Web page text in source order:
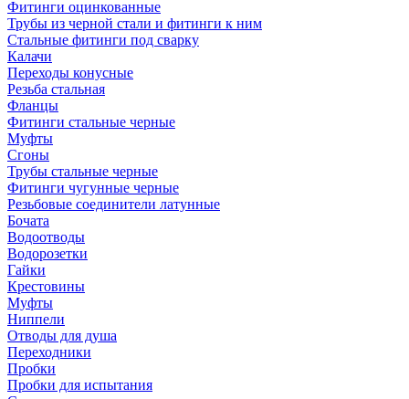
Фитинги оцинкованные
Трубы из черной стали и фитинги к ним
Стальные фитинги под сварку
Калачи
Переходы конусные
Резьба стальная
Фланцы
Фитинги стальные черные
Муфты
Сгоны
Трубы стальные черные
Фитинги чугунные черные
Резьбовые соединители латунные
Бочата
Водоотводы
Водорозетки
Гайки
Крестовины
Муфты
Ниппели
Отводы для душа
Переходники
Пробки
Пробки для испытания